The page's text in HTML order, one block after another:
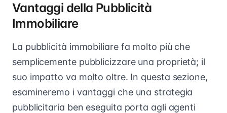
Vantaggi della Pubblicità
Immobiliare
La pubblicità immobiliare fa molto più che
semplicemente pubblicizzare una proprietà; il
suo impatto va molto oltre. In questa sezione,
esamineremo i vantaggi che una strategia
pubblicitaria ben eseguita porta agli agenti